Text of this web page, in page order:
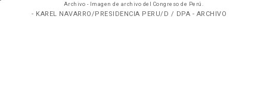
Archivo - Imagen de archivo del Congreso de Perú.
- KAREL NAVARRO/PRESIDENCIA PERU/D / DPA - ARCHIVO